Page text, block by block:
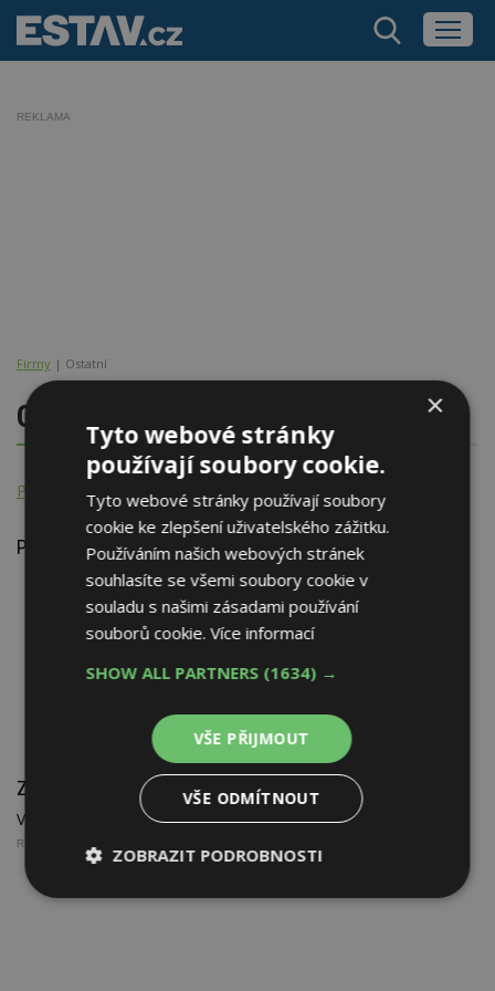
REKLAMA
Firmy | Ostatní
Ostatní
Přehled všech kategorií
Podkategorie
Elektronika a výpočetní technika ve stavebnictví
Technické obory(488)
Ochrana staveb před:(460)
Stavební práce - HSV(1 328)
Požadavky na stavby z hlediska(624)
Zařazené firmy (0)
V této kategorii nejsou žádné firmy.
REKLAMA
×
Tyto webové stránky
používají soubory cookie.
Tyto webové stránky používají soubory
cookie ke zlepšení uživatelského zážitku.
Používáním našich webových stránek
souhlasíte se všemi soubory cookie v
souladu s našimi zásadami používání
souborů cookie.Více informací
SHOW ALL PARTNERS (1634) →
VŠE PŘIJMOUT
VŠE ODMÍTNOUT
ZOBRAZIT PODROBNOSTI
Nezbytně
Výkonové
Soubory